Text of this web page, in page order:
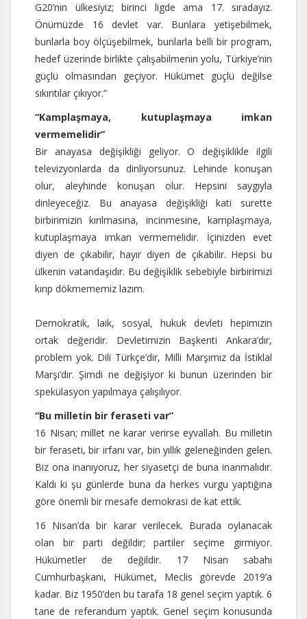
G20’nin ülkesiyiz; birinci ligde ama 17. sıradayız.
Önümüzde 16 devlet var. Bunlara yetişebilmek,
bunlarla boy ölçüşebilmek, bunlarla belli bir program,
hedef üzerinde birlikte çalışabilmenin yolu, Türkiye’nin
güçlü olmasından geçiyor. Hükümet güçlü değilse
sıkıntılar çıkıyor.”
“Kamplaşmaya, kutuplaşmaya imkan
vermemelidir”
Bir anayasa değişikliği geliyor. O değişiklikle ilgili
televizyonlarda da dinliyorsunuz. Lehinde konuşan
olur, aleyhinde konuşan olur. Hepsini saygıyla
dinleyeceğiz. Bu anayasa değişikliği kati surette
birbirimizin kırılmasına, incinmesine, kamplaşmaya,
kutuplaşmaya imkan vermemelidir. İçinizden evet
diyen de çıkabilir, hayır diyen de çıkabilir. Hepsi bu
ülkenin vatandaşıdır. Bu değişiklik sebebiyle birbirimizi
kırıp dökmememiz lazım.
Demokratik, laik, sosyal, hukuk devleti hepimizin
ortak değeridir. Devletimizin Başkenti Ankara’dır,
problem yok. Dili Türkçe’dir, Milli Marşımız da İstiklal
Marşı’dır. Şimdi ne değişiyor ki bunun üzerinden bir
spekülasyon yapılmaya çalışılıyor.
“Bu milletin bir feraseti var”
16 Nisan; millet ne karar verirse eyvallah. Bu milletin
bir feraseti, bir irfanı var, bin yıllık geleneğinden gelen.
Biz ona inanıyoruz, her siyasetçi de buna inanmalıdır.
Kaldı ki şu günlerde buna da herkes vurgu yaptığına
göre önemli bir mesafe demokrasi de kat ettik.
16 Nisan’da bir karar verilecek. Burada oylanacak
olan bir parti değildir; partiler seçime girmiyor.
Hükümetler de değildir. 17 Nisan sabahı
Cumhurbaşkanı, Hükümet, Meclis görevde 2019’a
kadar. Biz 1950’den bu tarafa 18 genel seçim yaptık. 6
tane de referandum yaptık. Genel seçim konusunda